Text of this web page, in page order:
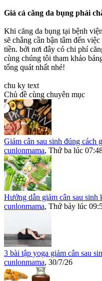
Giá cả căng da bụng phải
Khi căng da bụng tại bệnh
sẽ chẳng cần bận tâm đến
tiền. bởi nơi đây có chi phí
cùng chúng tôi tham khảo
tổng quát nhất nhé!
chu ky text
Chủ đề cùng chuyên mục
Giảm cân sau sinh đúng cách
cunlonmama, Thứ ba lúc
Hướng dẫn giảm cân sau sinh
cunlonmama, Thứ bảy lúc
3 bài tập yoga giảm cân sau
cunlonmama, 30/7/26